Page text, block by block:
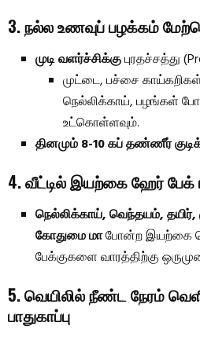
3. நல்ல உணவுப் பழக்கம்
முடி வளர்ச்சிக்குபுரதச்சத்து
முட்டை, பச்சை
நெல்லிக்காய், பழங்கள்
உட்கொள்ளவும்.
தினமும் 8-10 கப் தண்ணீர்
4. வீட்டில் இயற்கை ஹேர் பேக்
நெல்லிக்காய், வெந்தயம்,
கோதுமை மாபோன்ற இயற்கை
பேக்குகளை வாரத்திற்கு
5. வெயிலில் நீண்ட நேரம்
பாதுகாப்பு